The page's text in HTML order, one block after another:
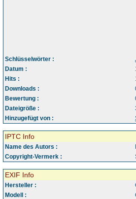
Schlüsselwörter :
Datum :
Hits :
Downloads :
Bewertung :
Dateigröße :
Hinzugefügt von :
IPTC Info
Name des Autors :
Copyright-Vermerk :
EXIF Info
Hersteller :
Modell :